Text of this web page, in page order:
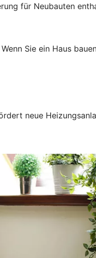
für Neubauten
Sie ein Haus
neue